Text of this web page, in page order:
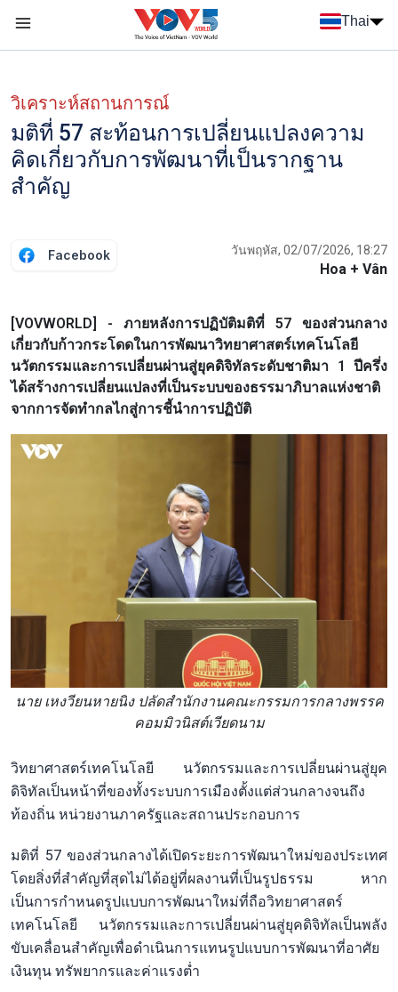
Thai
วิเคราะห์สถานการณ์
มติที่ 57 สะท้อนการเปลี่ยนแปลงความ
คิดเกี่ยวกับการพัฒนาที่เป็นรากฐาน
สำคัญ
Facebook วันพฤหัส, 02/07/2026, 18:27
Hoa + Vân
[VOVWORLD] - ภายหลังการปฏิบัติมติที่ 57 ของส่วนกลาง
เกี่ยวกับก้าวกระโดดในการพัฒนาวิทยาศาสตร์เทคโนโลยี
นวัตกรรมและการเปลี่ยนผ่านสู่ยุคดิจิทัลระดับชาติมา 1 ปีครึ่ง
ได้สร้างการเปลี่ยนแปลงที่เป็นระบบของธรรมาภิบาลแห่งชาติ
จากการจัดทำกลไกสู่การชี้นำการปฏิบัติ
นาย เหงวียนหายนิง ปลัดสำนักงานคณะกรรมการกลางพรรค
คอมมิวนิสต์เวียดนาม
วิทยาศาสตร์เทคโนโลยี นวัตกรรมและการเปลี่ยนผ่านสู่ยุค
ดิจิทัลเป็นหน้าที่ของทั้งระบบการเมืองตั้งแต่ส่วนกลางจนถึง
ท้องถิ่น หน่วยงานภาครัฐและสถานประกอบการ
มติที่ 57 ของส่วนกลางได้เปิดระยะการพัฒนาใหม่ของประเทศ
โดยสิ่งที่สำคัญที่สุดไม่ได้อยู่ที่ผลงานที่เป็นรูปธรรม หาก
เป็นการกำหนดรูปแบบการพัฒนาใหม่ที่ถือวิทยาศาสตร์
เทคโนโลยี นวัตกรรมและการเปลี่ยนผ่านสู่ยุคดิจิทัลเป็นพลัง
ขับเคลื่อนสำคัญเพื่อดำเนินการแทนรูปแบบการพัฒนาที่อาศัย
เงินทุน ทรัพยากรและค่าแรงต่ำ